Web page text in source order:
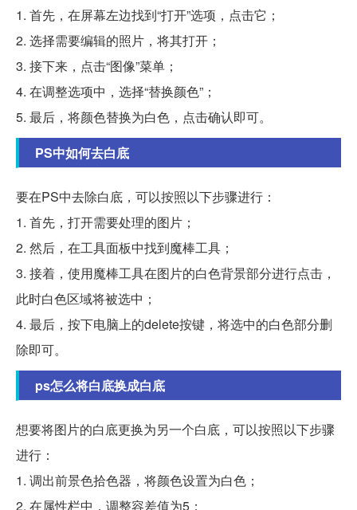
1. 首先，在屏幕左边找到“打开”选项，点击它；
2. 选择需要编辑的照片，将其打开；
3. 接下来，点击“图像”菜单；
4. 在调整选项中，选择“替换颜色”；
5. 最后，将颜色替换为白色，点击确认即可。
PS中如何去白底
要在PS中去除白底，可以按照以下步骤进行：
1. 首先，打开需要处理的图片；
2. 然后，在工具面板中找到魔棒工具；
3. 接着，使用魔棒工具在图片的白色背景部分进行点击，
此时白色区域将被选中；
4. 最后，按下电脑上的delete按键，将选中的白色部分删
除即可。
ps怎么将白底换成白底
想要将图片的白底更换为另一个白底，可以按照以下步骤
进行：
1. 调出前景色拾色器，将颜色设置为白色；
2. 在属性栏中，调整容差值为5；